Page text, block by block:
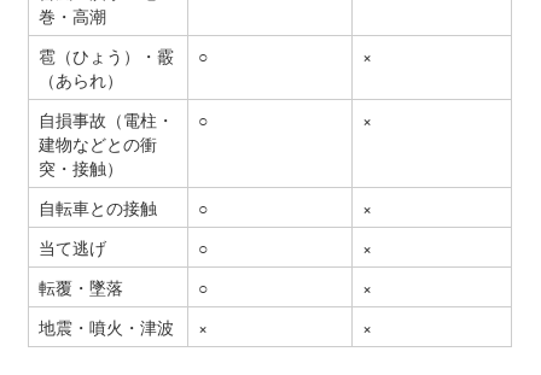
巻・高潮
雹（ひょう）・霰
（あられ）
○ ×
自損事故（電柱・
建物などとの衝
突・接触）
○ ×
自転車との接触 ○
×
当て逃げ
○
×
転覆・墜落
○
×
地震・噴火・津波
× ×